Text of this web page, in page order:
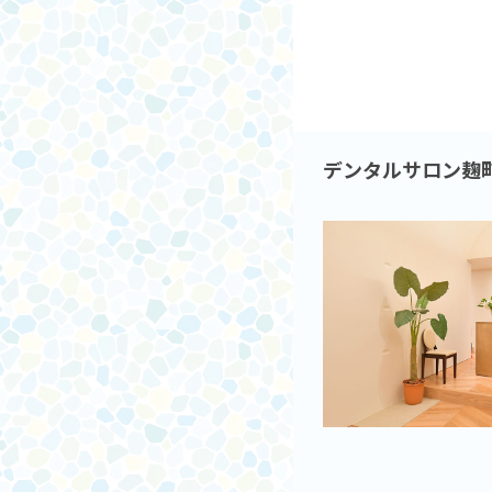
デンタルサロン麹